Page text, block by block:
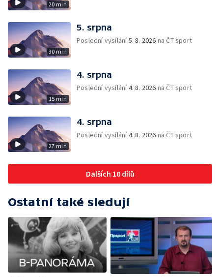
20 min
30 min
5. srpna
Poslední vysílání5. 8. 2026 na ČT sport
15 min
4. srpna
Poslední vysílání4. 8. 2026 na ČT sport
27 min
4. srpna
Poslední vysílání4. 8. 2026 na ČT sport
Dalších 10 dílů
Ostatní také sledují